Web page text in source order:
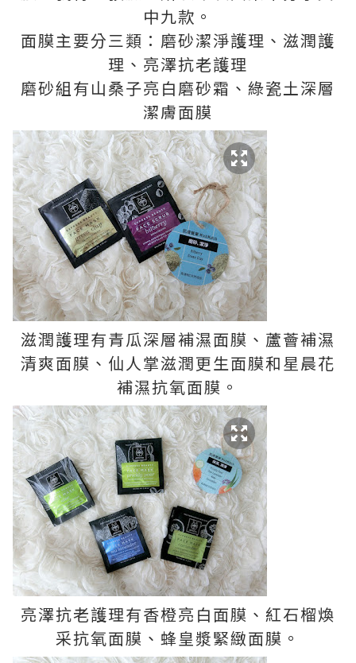
中九款。
面膜主要分三類：磨砂潔淨護理、滋潤護
理、亮澤抗老護理
磨砂組有山桑子亮白磨砂霜、綠瓷土深層
潔膚面膜
滋潤護理有青瓜深層補濕面膜、蘆薈補濕
清爽面膜、仙人掌滋潤更生面膜和星晨花
補濕抗氧面膜。
亮澤抗老護理有香橙亮白面膜、紅石榴煥
采抗氧面膜、蜂皇漿緊緻面膜。